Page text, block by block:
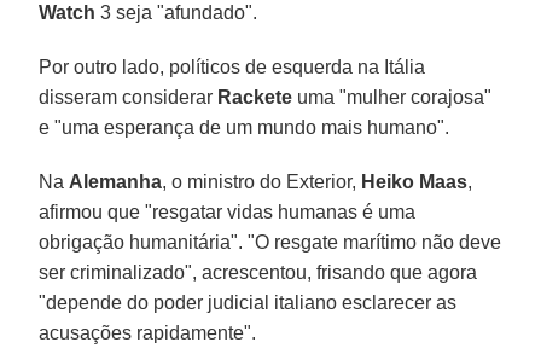
Watch 3 seja "afundado".
Por outro lado, políticos de esquerda na Itália
disseram considerar Rackete uma "mulher corajosa"
e "uma esperança de um mundo mais humano".
Na Alemanha, o ministro do Exterior, Heiko Maas,
afirmou que "resgatar vidas humanas é uma
obrigação humanitária". "O resgate marítimo não deve
ser criminalizado", acrescentou, frisando que agora
"depende do poder judicial italiano esclarecer as
acusações rapidamente".